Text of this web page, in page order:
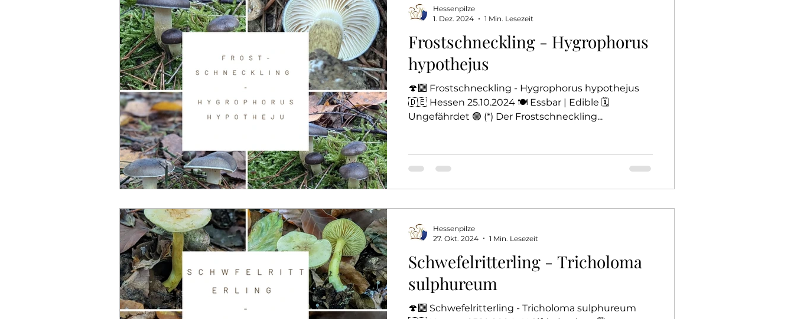
Brandstellen Pilze Röhrlinge Borstlinge) Becherlinge Täublinge
Frostschneckling - Hygrophorus
hypothejus
🍄‍🟫 Frostschneckling - Hygrophorus hypothejus
🇩🇪 Hessen 25.10.2024 🍽️ Essbar | Edible 🗓️
Ungefährdet 🟢 (*) Der Frostschneckling...
Hessenpilze
1. Dez. 2024
1 Min. Lesezeit
Schwefelritterling - Tricholoma
sulphureum
🍄‍🟫 Schwefelritterling - Tricholoma sulphureum
Hessenpilze
27. Okt. 2024
1 Min. Lesezeit